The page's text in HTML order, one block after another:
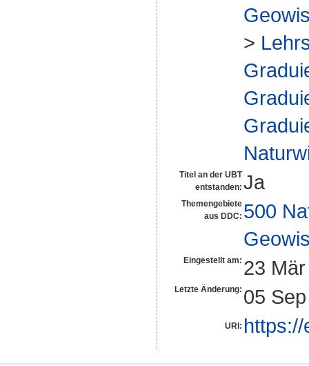
>
Titel an der UBT
entstanden: Ja
Themengebiete
aus DDC: 500
Eingestellt am: 23
Letzte Änderung: 05
URI: